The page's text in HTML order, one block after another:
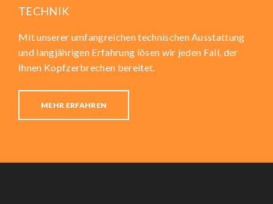
TECHNIK
Mit unserer umfangreichen technischen Ausstattung
und langjährigen Erfahrung lösen wir jeden Fall, der
Ihnen Kopfzerbrechen bereitet.
MEHR ERFAHREN